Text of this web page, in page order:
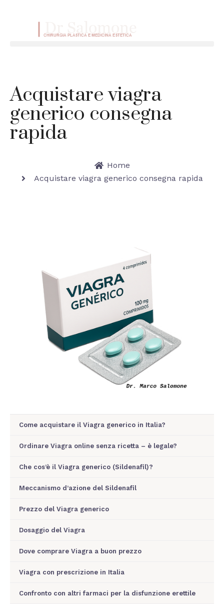
Acquistare viagra
generico consegna
rapida
Home
Acquistare viagra generico consegna rapida
Come acquistare il Viagra generico in Italia?
Ordinare Viagra online senza ricetta – è legale?
Che cos’è il Viagra generico (Sildenafil)?
Meccanismo d’azione del Sildenafil
Prezzo del Viagra generico
Dosaggio del Viagra
Dove comprare Viagra a buon prezzo
Viagra con prescrizione in Italia
Confronto con altri farmaci per la disfunzione erettile